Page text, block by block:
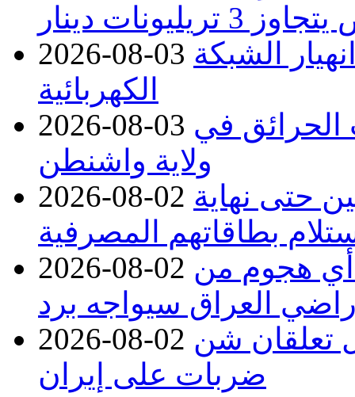
2026-08-03 الشبكة
الكهربائية
2026-08-03 الحرائق في
ولاية واشنطن
2026-08-02 حتى نهاية
بطاقاتهم المصرفية
2026-08-02 أي هجوم من
العراق سيواجه برد
2026-08-02 تعلقان شن
ضربات على إيران